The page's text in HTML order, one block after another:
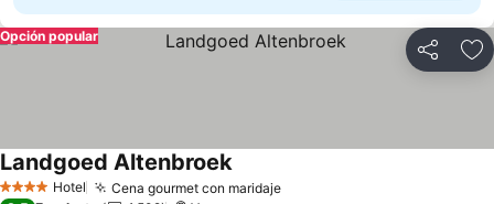
Compartir
Opción popular
4 EstrellasHotel Cena gourmet con maridajeVer precios
Landgoed AltenbroekVer precios